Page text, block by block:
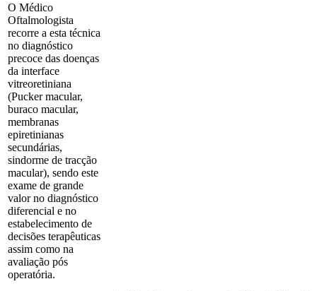
O Médico
Oftalmologista
recorre a esta técnica
no diagnóstico
precoce das doenças
da interface
vitreoretiniana
(Pucker macular,
buraco macular,
membranas
epiretinianas
secundárias,
sindorme de tracção
macular), sendo este
exame de grande
valor no diagnóstico
diferencial e no
estabelecimento de
decisões terapêuticas
assim como na
avaliação pós
operatória.